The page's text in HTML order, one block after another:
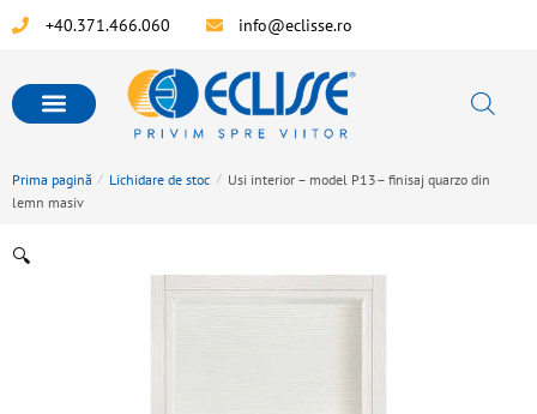
+40.371.466.060 info@eclisse.ro
Prima pagină / Lichidare de stoc / Usi interior – model P13– finisaj quarzo din
lemn masiv
🔍